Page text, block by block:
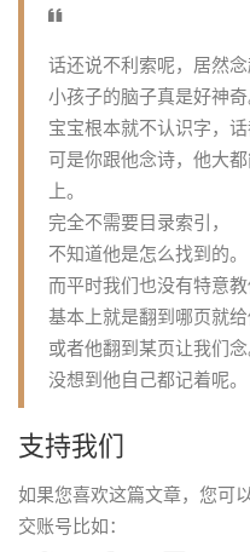
话还说不利索呢，居然念
小孩子的脑子真是好神奇
宝宝根本就不认识字，话
可是你跟他念诗，他大
上。
完全不需要目录索引，
不知道他是怎么找到的。
而平时我们也没有特意教
基本上就是翻到哪页就给
或者他翻到某页让我们念
没想到他自己都记着呢。
支持我们
如果您喜欢这篇文章，您可
交账号比如：